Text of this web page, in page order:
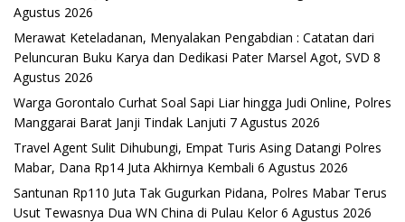
Agustus 2026
Merawat Keteladanan, Menyalakan Pengabdian : Catatan dari
Peluncuran Buku Karya dan Dedikasi Pater Marsel Agot, SVD 8
Agustus 2026
Warga Gorontalo Curhat Soal Sapi Liar hingga Judi Online, Polres
Manggarai Barat Janji Tindak Lanjuti 7 Agustus 2026
Travel Agent Sulit Dihubungi, Empat Turis Asing Datangi Polres
Mabar, Dana Rp14 Juta Akhirnya Kembali 6 Agustus 2026
Santunan Rp110 Juta Tak Gugurkan Pidana, Polres Mabar Terus
Usut Tewasnya Dua WN China di Pulau Kelor 6 Agustus 2026